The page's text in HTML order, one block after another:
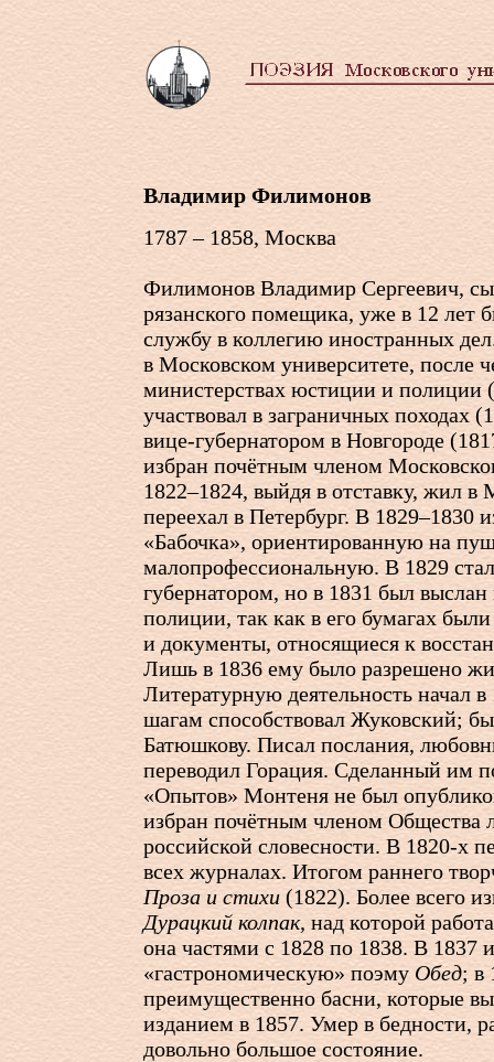
Владимир Филимонов
1787 – 1858, Москва
Филимонов Владимир Сергеевич,
рязанского помещика, уже в 12 лет
службу в коллегию иностранных
в Московском университете, после
министерствах юстиции и полиции
участвовал в заграничных походах
вице-губернатором в Новгороде
избран почётным членом
1822–1824, выйдя в отставку, жил в
переехал в Петербург. В 1829–1830
«Бабочка», ориентированную на
малопрофессиональную. В 1829
губернатором, но в 1831 был выслан
полиции, так как в его бумагах
и документы, относящиеся к
Лишь в 1836 ему было разрешено
Литературную деятельность начал
шагам способствовал Жуковский;
Батюшкову. Писал послания,
переводил Горация. Сделанный им
«Опытов» Монтеня не был
избран почётным членом Общества
российской словесности. В 1820-х
всех журналах. Итогом раннего
Проза и стихи (1822). Более всего
Дурацкий колпак, над которой
она частями с 1828 по 1838. В 1837
«гастрономическую» поэму Обед; в
преимущественно басни, которые
изданием в 1857. Умер в бедности,
довольно большое состояние.